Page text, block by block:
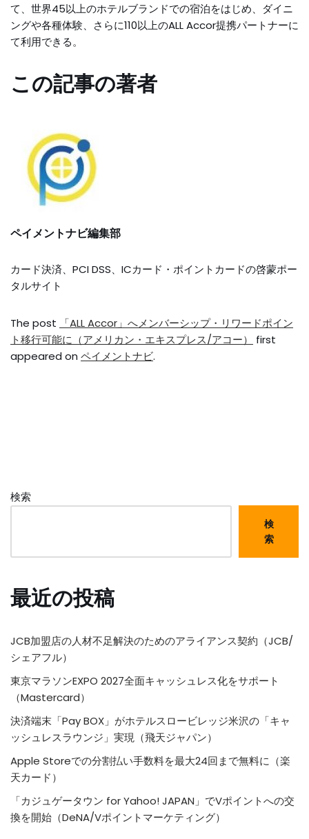
て、世界45以上のホテルブランドでの宿泊をはじめ、ダイニ
ングや各種体験、さらに110以上のALL Accor提携パートナーに
て利用できる。
この記事の著者
ペイメントナビ編集部
カード決済、PCI DSS、ICカード・ポイントカードの啓蒙ポー
タルサイト
The post
「ALL Accor」へメンバーシップ・リワードポイン
ト移行可能に（アメリカン・エキスプレス/アコー）
first
appeared on ペイメントナビ.
検索
検
索
最近の投稿
JCB加盟店の人材不足解決のためのアライアンス契約（JCB/
シェアフル）
東京マラソンEXPO 2027全面キャッシュレス化をサポート
（Mastercard）
決済端末「Pay BOX」がホテルスロービレッジ米沢の「キャ
ッシュレスラウンジ」実現（飛天ジャパン）
Apple Storeでの分割払い手数料を最大24回まで無料に（楽
天カード）
「カジュゲータウン for Yahoo! JAPAN」でVポイントへの交
換を開始（DeNA/Vポイントマーケティング）